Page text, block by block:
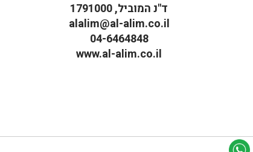
ד"נ המוביל, 1791000
alalim@al-alim.co.il
04-6464848
www.al-alim.co.il